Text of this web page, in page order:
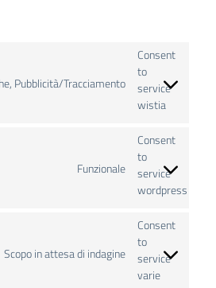
Pubblicità/Tracciamento
Consent
to
service
wistia
Funzionale
Consent
to
service
wordpress
Scopo in attesa di indagine
Consent
to
service
varie